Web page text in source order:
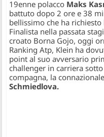
19enne polacco Maks
battuto dopo 2 ore e 38
bellissimo che ha
Finalista nella passata
croato Borna Gojo, oggi
Ranking Atp, Klein ha
point al suo avversario
challenger in carriera
compagna, la
Schmiedlova.